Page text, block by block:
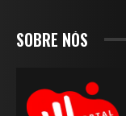
SOBRE NÓS